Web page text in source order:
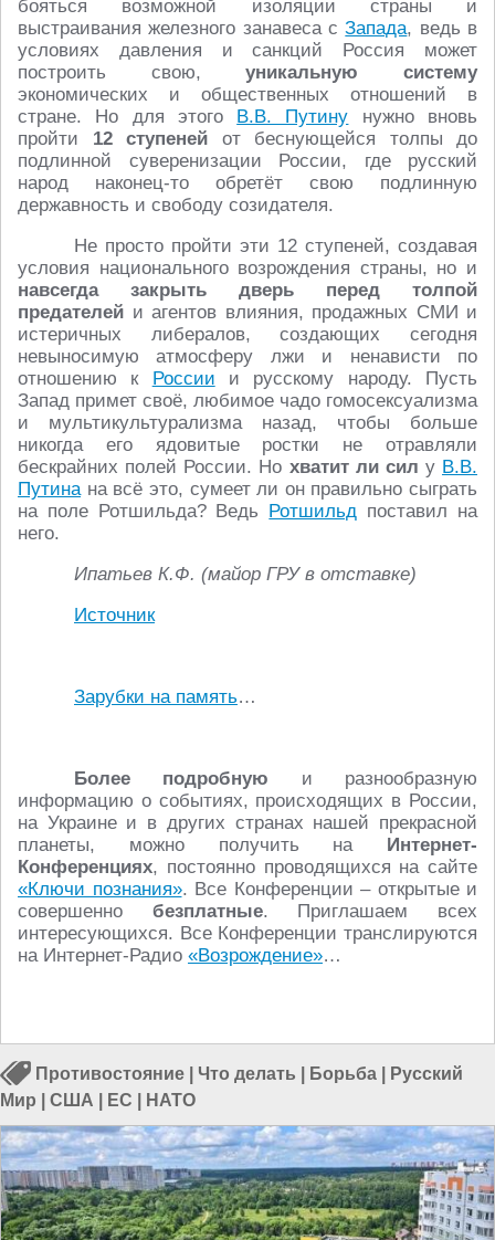
бояться возможной изоляции страны и
выстраивания железного занавеса сЗапада, ведь в
условиях давления и санкций Россия может
построить свою,уникальную систему
экономических и общественных отношений в
стране. Но для этого В.В. Путину нужно вновь
пройти 12 ступеней от беснующейся толпы до
подлинной суверенизации России, где русский
народ наконец-то обретёт свою подлинную
державность и свободу созидателя.
Не просто пройти эти 12 ступеней, создавая
условия национального возрождения страны, но и
навсегда закрыть дверь перед толпой
предателей и агентов влияния, продажных СМИ и
истеричных либералов, создающих сегодня
невыносимую атмосферу лжи и ненависти по
отношению к России и русскому народу. Пусть
Запад примет своё, любимое чадо гомосексуализма
и мультикультурализма назад, чтобы больше
никогда его ядовитые ростки не отравляли
бескрайних полей России. Но хватит ли сил у В.В.
Путинана всё это, сумеет ли он правильно сыграть
на поле Ротшильда? Ведь Ротшильд поставил на
него.
Ипатьев К.Ф. (майор ГРУ в отставке)
Источник
Зарубки на память…
Более подробную и разнообразную
информацию о событиях, происходящих в России,
на Украине и в других странах нашей прекрасной
планеты, можно получить на Интернет-
Конференциях, постоянно проводящихся на сайте
«Ключи познания». Все Конференции – открытые и
совершенно безплатные. Приглашаем всех
интересующихся. Все Конференции транслируются
на Интернет-Радио «Возрождение»…
Противостояние Что делать Борьба
Русский
Мир
США ЕС НАТО